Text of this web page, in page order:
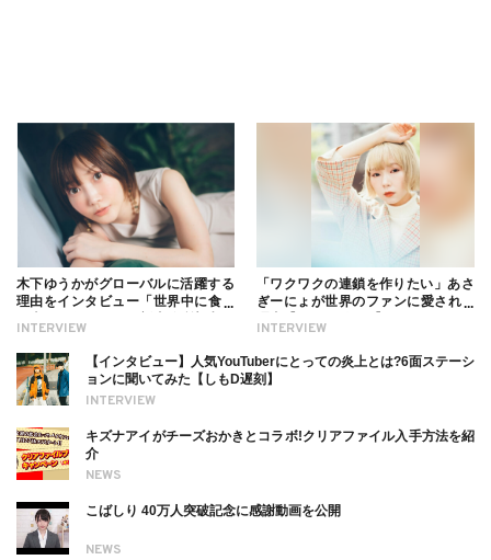
INTERVIEW
木下ゆうかがグローバルに活躍する
理由をインタビュー「世界中に食べ
ついても
INTERVIEW
「ワクワクの連鎖を作りたい」あさ
ぎーにょが世界のファンに愛される
INTERVIEW
【インタビュー】人気YouTuberにとっての炎上とは?6面ステーシ
ョンに聞いてみた【しもD遅刻】
NEWS
キズナアイがチーズおかきとコラボ!クリアファイル入手方法を紹
介
NEWS
こばしり 40万人突破記念に感謝動画を公開